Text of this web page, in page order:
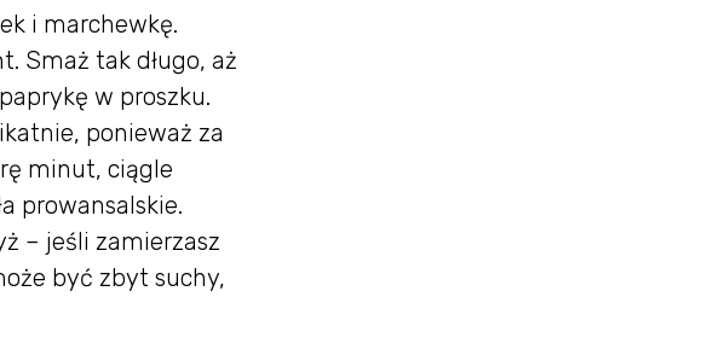
i marchewkę.
Smaż tak długo, aż
w proszku.
ponieważ za
minut, ciągle
prowansalskie.
– jeśli zamierzasz
być zbyt suchy,